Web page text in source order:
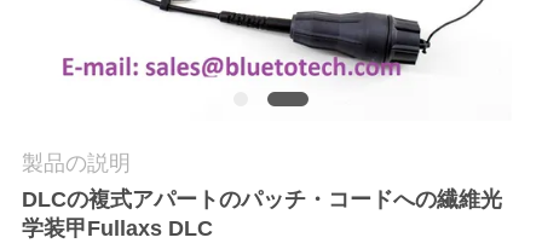
達
に
製品の説明
DLCの複式アパートのパッチ・コードへの繊維光
学装甲Fullaxs DLC